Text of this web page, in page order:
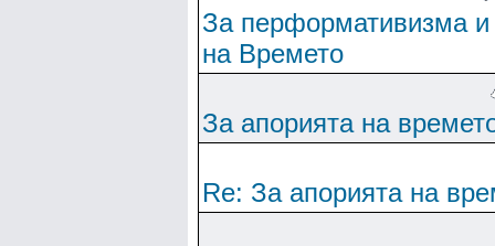
За перформативизма и
на Времето
За апорията на
Re: За апорията на